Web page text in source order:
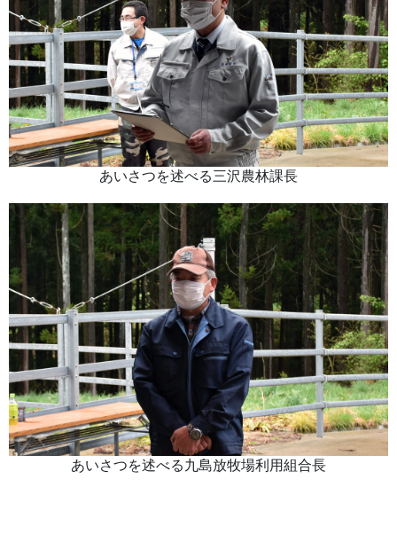
あいさつを述べる三沢農林課長
あいさつを述べる九島放牧場利用組合長